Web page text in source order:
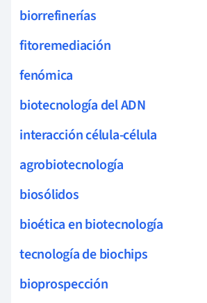
biorrefinerías
fitoremediación
fenómica
biotecnología del ADN
interacción célula-célula
agrobiotecnología
biosólidos
bioética en biotecnología
tecnología de biochips
bioprospección